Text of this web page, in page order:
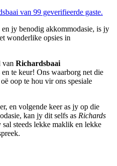
van 99 geverifieerde gaste.
en jy benodig akkommodasie, is jy
wonderlike opsies in
van Richardsbaai
te keur! Ons waarborg net die
oop te hou vir ons spesiale
en volgende keer as jy op die
kan jy dit selfs as Richards
sal steeds lekke maklik en lekke